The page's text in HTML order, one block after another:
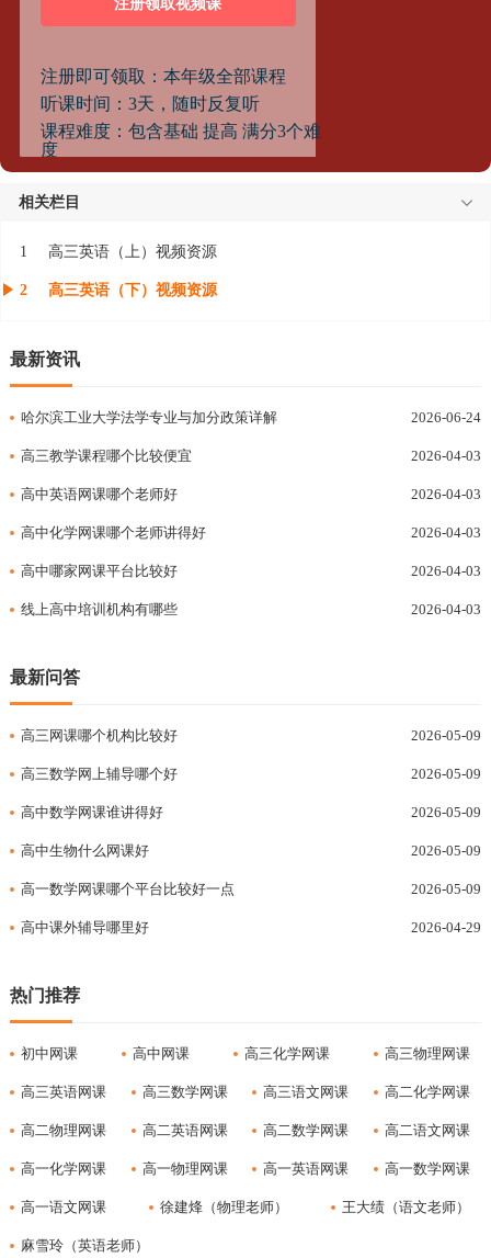
相关栏目
1 高三英语（上）视频资源
2 高三英语（下）视频资源
最新资讯
哈尔滨工业大学法学专业与加分政策详解 2026-06-24
高三教学课程哪个比较便宜 2026-04-03
高中英语网课哪个老师好 2026-04-03
高中化学网课哪个老师讲得好 2026-04-03
高中哪家网课平台比较好 2026-04-03
线上高中培训机构有哪些 2026-04-03
最新问答
高三网课哪个机构比较好 2026-05-09
高三数学网上辅导哪个好 2026-05-09
高中数学网课谁讲得好 2026-05-09
高中生物什么网课好 2026-05-09
高一数学网课哪个平台比较好一点 2026-05-09
高中课外辅导哪里好 2026-04-29
热门推荐
初中网课 高中网课 高三化学网课 高三物理网课
高三英语网课 高三数学网课 高三语文网课 高二化学网课
高二物理网课 高二英语网课 高二数学网课 高二语文网课
高一化学网课 高一物理网课 高一英语网课 高一数学网课
高一语文网课 徐建烽（物理老师） 王大绩（语文老师）
麻雪玲（英语老师）